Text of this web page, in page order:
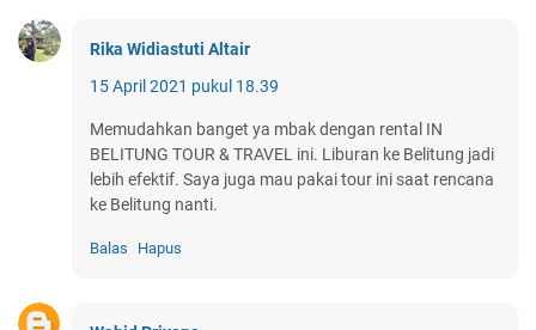
Rika Widiastuti Altair
15 April 2021 pukul 18.39
Memudahkan banget ya mbak dengan rental IN
BELITUNG TOUR & TRAVEL ini. Liburan ke Belitung jadi
lebih efektif. Saya juga mau pakai tour ini saat rencana
ke Belitung nanti.
Balas Hapus